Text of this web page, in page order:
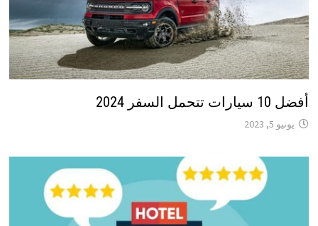
أفضل 10 سيارات تتحمل السفر 2024
يونيو 5, 2023